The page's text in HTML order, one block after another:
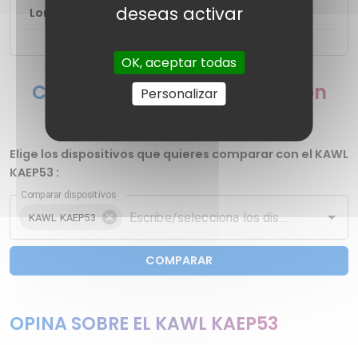
Longitud del cable
Compara el KAWL ‎KAEP53 con
Elige los dispositivos que quieres comparar con el KAWL
‎KAEP53 :
Comparar dispositivos
KAWL ‎KAEP53
COMPARAR
OPINA SOBRE EL KAWL ‎KAEP53
deseas activar
OK, aceptar todas
Personalizar